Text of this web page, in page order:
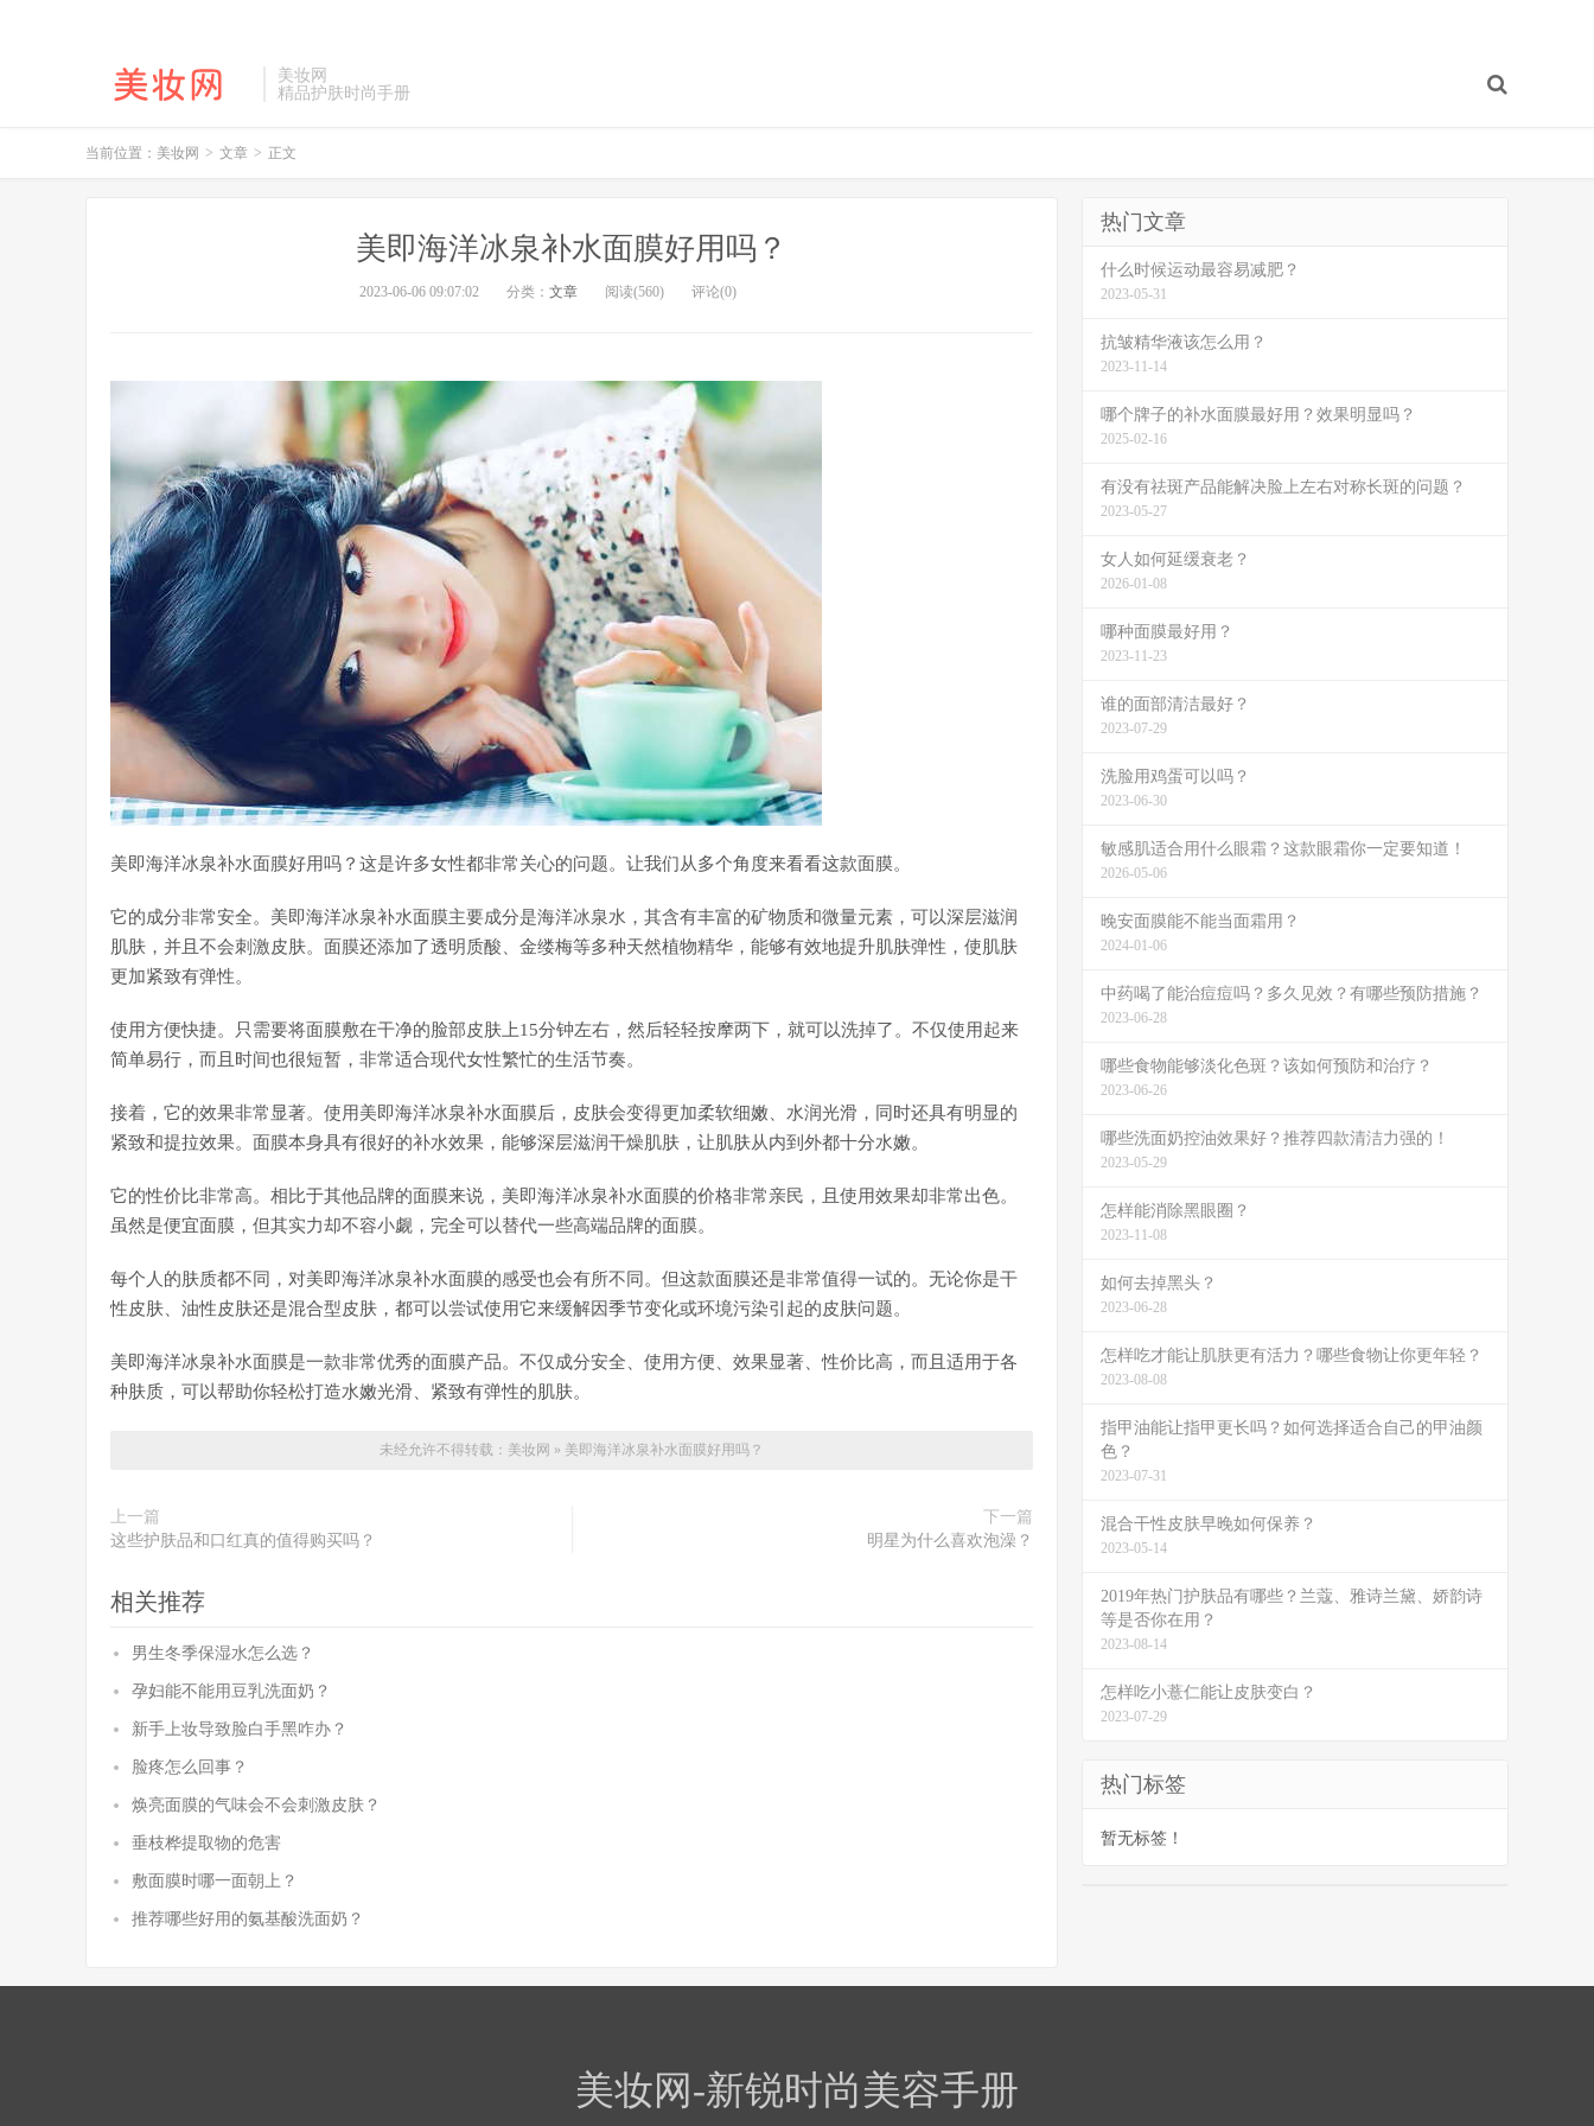
美妆网
精品护肤时尚手册
当前位置： 美妆网 > 文章 > 正文
美即海洋冰泉补水面膜好用吗？
2023-06-06 09:07:02 分类： 文章 阅读(560) 评论(0)
美即海洋冰泉补水面膜好用吗？这是许多女性都非常关心的问题。让我们从多个角度来看看这款面膜。
它的成分非常安全。美即海洋冰泉补水面膜主要成分是海洋冰泉水，其含有丰富的矿物质和微量元素，可以深层滋润
肌肤，并且不会刺激皮肤。面膜还添加了透明质酸、金缕梅等多种天然植物精华，能够有效地提升肌肤弹性，使肌肤
更加紧致有弹性。
使用方便快捷。只需要将面膜敷在干净的脸部皮肤上15分钟左右，然后轻轻按摩两下，就可以洗掉了。不仅使用起来
简单易行，而且时间也很短暂，非常适合现代女性繁忙的生活节奏。
接着，它的效果非常显著。使用美即海洋冰泉补水面膜后，皮肤会变得更加柔软细嫩、水润光滑，同时还具有明显的
紧致和提拉效果。面膜本身具有很好的补水效果，能够深层滋润干燥肌肤，让肌肤从内到外都十分水嫩。
它的性价比非常高。相比于其他品牌的面膜来说，美即海洋冰泉补水面膜的价格非常亲民，且使用效果却非常出色。
虽然是便宜面膜，但其实力却不容小觑，完全可以替代一些高端品牌的面膜。
每个人的肤质都不同，对美即海洋冰泉补水面膜的感受也会有所不同。但这款面膜还是非常值得一试的。无论你是干
性皮肤、油性皮肤还是混合型皮肤，都可以尝试使用它来缓解因季节变化或环境污染引起的皮肤问题。
美即海洋冰泉补水面膜是一款非常优秀的面膜产品。不仅成分安全、使用方便、效果显著、性价比高，而且适用于各
种肤质，可以帮助你轻松打造水嫩光滑、紧致有弹性的肌肤。
未经允许不得转载： 美妆网 » 美即海洋冰泉补水面膜好用吗？
上一篇
这些护肤品和口红真的值得购买吗？
下一篇
明星为什么喜欢泡澡？
相关推荐
男生冬季保湿水怎么选？
孕妇能不能用豆乳洗面奶？
新手上妆导致脸白手黑咋办？
脸疼怎么回事？
焕亮面膜的气味会不会刺激皮肤？
垂枝桦提取物的危害
敷面膜时哪一面朝上？
推荐哪些好用的氨基酸洗面奶？
热门文章
什么时候运动最容易减肥？
2023-05-31
抗皱精华液该怎么用？
2023-11-14
哪个牌子的补水面膜最好用？效果明显吗？
2025-02-16
有没有祛斑产品能解决脸上左右对称长斑的问题？
2023-05-27
女人如何延缓衰老？
2026-01-08
哪种面膜最好用？
2023-11-23
谁的面部清洁最好？
2023-07-29
洗脸用鸡蛋可以吗？
2023-06-30
敏感肌适合用什么眼霜？这款眼霜你一定要知道！
2026-05-06
晚安面膜能不能当面霜用？
2024-01-06
中药喝了能治痘痘吗？多久见效？有哪些预防措施？
2023-06-28
哪些食物能够淡化色斑？该如何预防和治疗？
2023-06-26
哪些洗面奶控油效果好？推荐四款清洁力强的！
2023-05-29
怎样能消除黑眼圈？
2023-11-08
如何去掉黑头？
2023-06-28
怎样吃才能让肌肤更有活力？哪些食物让你更年轻？
2023-08-08
指甲油能让指甲更长吗？如何选择适合自己的甲油颜
色？
2023-07-31
混合干性皮肤早晚如何保养？
2023-05-14
2019年热门护肤品有哪些？兰蔻、雅诗兰黛、娇韵诗
等是否你在用？
2023-08-14
怎样吃小薏仁能让皮肤变白？
2023-07-29
热门标签
暂无标签！
美妆网-新锐时尚美容手册